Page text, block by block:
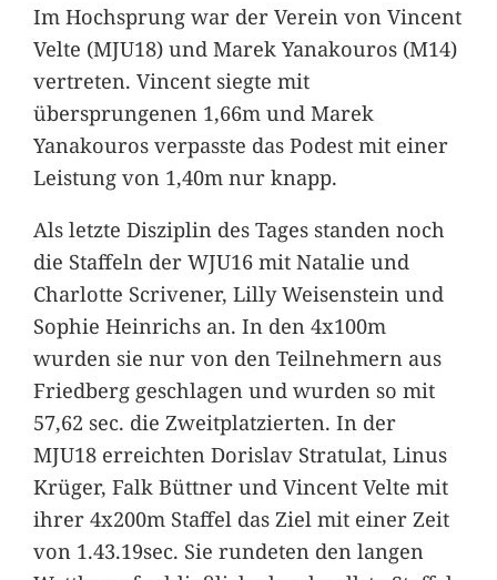
Im Hochsprung war der Verein von Vincent
Velte (MJU18) und Marek Yanakouros (M14)
vertreten. Vincent siegte mit
übersprungenen 1,66m und Marek
Yanakouros verpasste das Podest mit einer
Leistung von 1,40m nur knapp.
Als letzte Disziplin des Tages standen noch
die Staffeln der WJU16 mit Natalie und
Charlotte Scrivener, Lilly Weisenstein und
Sophie Heinrichs an. In den 4x100m
wurden sie nur von den Teilnehmern aus
Friedberg geschlagen und wurden so mit
57,62 sec. die Zweitplatzierten. In der
MJU18 erreichten Dorislav Stratulat, Linus
Krüger, Falk Büttner und Vincent Velte mit
ihrer 4x200m Staffel das Ziel mit einer Zeit
von 1.43.19sec. Sie rundeten den langen